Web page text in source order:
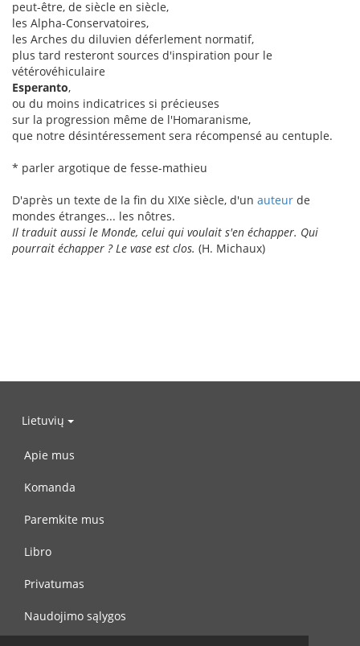
peut-être, de siècle en siècle,
les Alpha-Conservatoires,
les Arches du diluvien déferlement normatif,
plus tard resteront sources d'inspiration pour le
vétérovéhiculaire
Esperanto,
ou du moins indicatrices si précieuses
sur la progression même de l'Homaranisme,
que notre désintéressement sera récompensé au centuple.
* parler argotique de fesse-mathieu
D'après un texte de la fin du XIXe siècle, d'un auteur de
mondes étranges... les nôtres.
Il traduit aussi le Monde, celui qui voulait s'en échapper. Qui
pourrait échapper ? Le vase est clos. (H. Michaux)
Lietuvių
Apie mus
Komanda
Paremkite mus
Libro
Privatumas
Naudojimo sąlygos